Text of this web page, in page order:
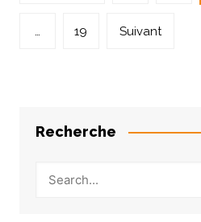
articles
… 19 Suivant
Recherche